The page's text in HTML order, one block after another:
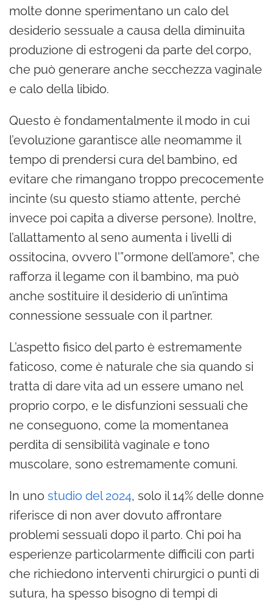
molte donne sperimentano un calo del
desiderio sessuale a causa della diminuita
produzione di estrogeni da parte del corpo,
che può generare anche secchezza vaginale
e calo della libido.
Questo è fondamentalmente il modo in cui
l’evoluzione garantisce alle neomamme il
tempo di prendersi cura del bambino, ed
evitare che rimangano troppo precocemente
incinte (su questo stiamo attente, perché
invece poi capita a diverse persone). Inoltre,
l’allattamento al seno aumenta i livelli di
ossitocina, ovvero l'”ormone dell’amore”, che
rafforza il legame con il bambino, ma può
anche sostituire il desiderio di un’intima
connessione sessuale con il partner.
L’aspetto fisico del parto è estremamente
faticoso, come è naturale che sia quando si
tratta di dare vita ad un essere umano nel
proprio corpo, e le disfunzioni sessuali che
ne conseguono, come la momentanea
perdita di sensibilità vaginale e tono
muscolare, sono estremamente comuni.
In uno studio del 2024, solo il 14% delle donne
riferisce di non aver dovuto affrontare
problemi sessuali dopo il parto. Chi poi ha
esperienze particolarmente difficili con parti
che richiedono interventi chirurgici o punti di
sutura, ha spesso bisogno di tempi di